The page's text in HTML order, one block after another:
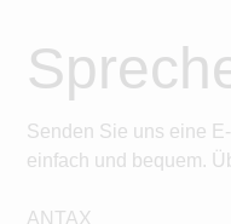
Senden Sie uns eine
einfach und bequem.
ANTAX